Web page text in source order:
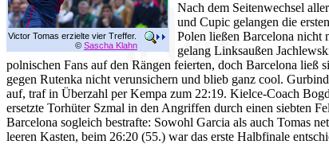
Victor Tomas erzielte vier Treffer.
© Sascha Klahn
Nach dem Seitenwechsel
und Cupic gelangen die
Polen ließen Barcelona nicht
gelang Linksaußen
polnischen Fans auf den Rängen feierten, doch Barcelona ließ
gegen Rutenka nicht verunsichern und blieb ganz cool.
auf, traf in Überzahl per Kempa zum 22:19. Kielce-Coach
ersetzte Torhüter Szmal in den Angriffen durch einen siebten
Barcelona sogleich bestrafte: Sowohl Garcia als auch Tomas
leeren Kasten, beim 26:20 (55.) war das erste Halbfinale